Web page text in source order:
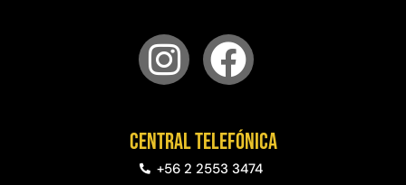
Central telefónica
+56 2 2553 3474